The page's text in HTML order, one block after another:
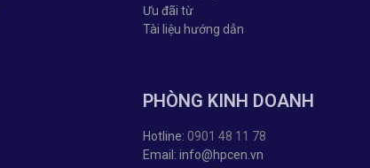
Ưu đãi từ
Tài liệu hướng dẫn
PHÒNG KINH DOANH
Hotline: 0901 48 11 78
Email: info@hpcen.vn